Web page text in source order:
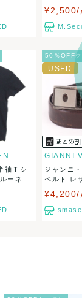
¥2,500/
袖Ｔシ
ーネ
50％OFFク
ジャンニ
ベルト レ
¥4,200/